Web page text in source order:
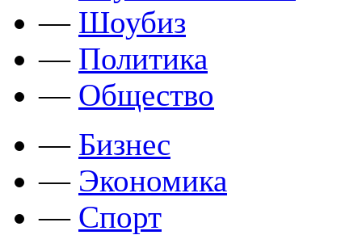
— Шоубиз
— Политика
— Общество
— Бизнес
— Экономика
— Спорт